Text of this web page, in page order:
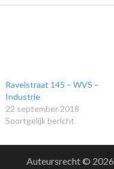
Ravelstraat 145 – WVS –
Industrie
22 september 2018
Soortgelijk bericht
Auteursrecht © 2026